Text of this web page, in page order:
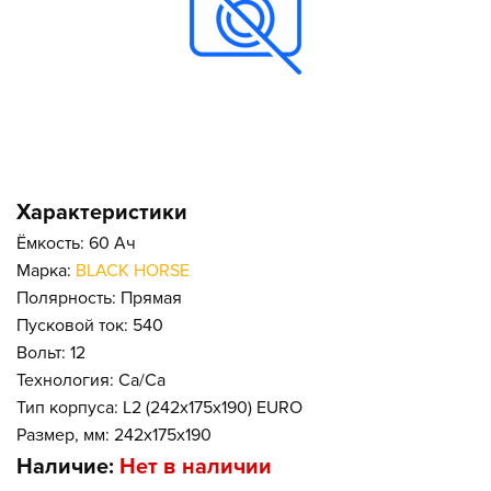
Характеристики
Ёмкость: 60 Ач
Марка: BLACK HORSE
Полярность: Прямая
Пусковой ток: 540
Вольт: 12
Технология: Ca/Ca
Тип корпуса: L2 (242x175x190) EURO
Размер, мм: 242x175x190
Наличие: Нет в наличии